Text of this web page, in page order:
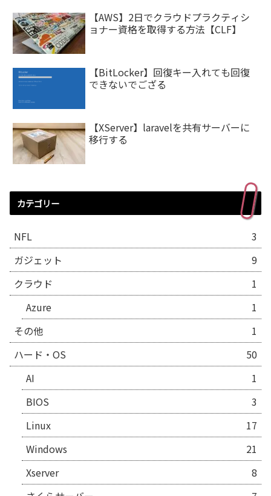
【AWS】2日でクラウドプラクティシ
ョナー資格を取得する方法【CLF】
【BitLocker】回復キー入れても回復
できないでござる
【XServer】laravelを共有サーバーに
移行する
カテゴリー
NFL
3
ガジェット
9
クラウド
1
Azure
1
その他
1
ハード・OS
50
AI
1
BIOS
3
Linux
17
Windows
21
Xserver
8